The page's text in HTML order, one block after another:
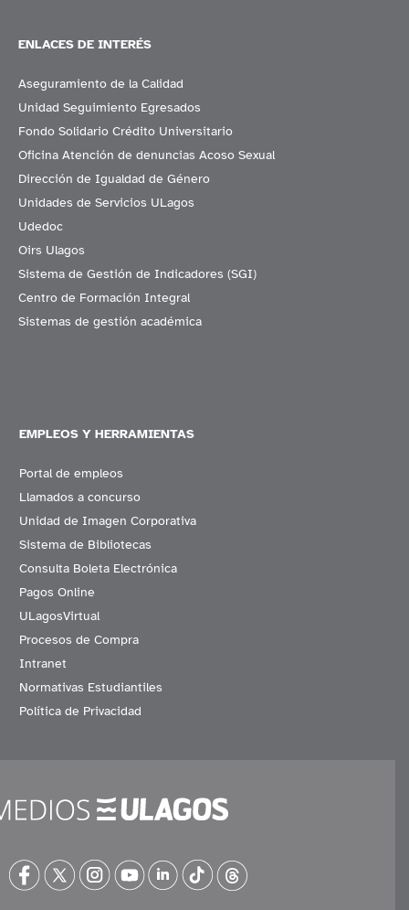
ENLACES DE INTERÉS
Aseguramiento de la Calidad
Unidad Seguimiento Egresados
Fondo Solidario Crédito Universitario
Oficina Atención de denuncias Acoso Sexual
Dirección de Igualdad de Género
Unidades de Servicios ULagos
Udedoc
Oirs Ulagos
Sistema de Gestión de Indicadores (SGI)
Centro de Formación Integral
Sistemas de gestión académica
EMPLEOS Y HERRAMIENTAS
Portal de empleos
Llamados a concurso
Unidad de Imagen Corporativa
Sistema de Bibliotecas
Consulta Boleta Electrónica
Pagos Online
ULagosVirtual
Procesos de Compra
Intranet
Normativas Estudiantiles
Política de Privacidad